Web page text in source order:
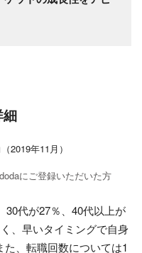
にご登録いただいた方
30代が27％、40代以上が
、早いタイミングで自身
、転職回数については1